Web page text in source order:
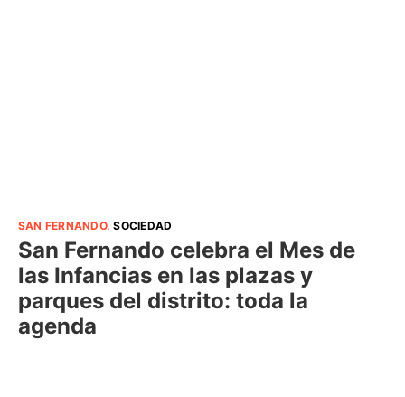
SAN FERNANDO.SOCIEDAD
San Fernando celebra el Mes de
las Infancias en las plazas y
parques del distrito: toda la
agenda